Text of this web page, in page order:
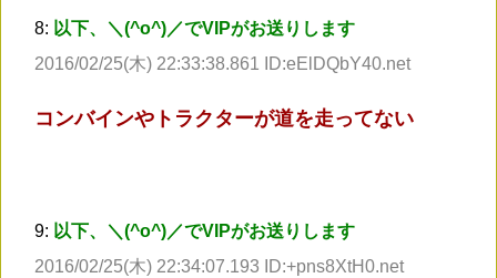
8: 以下、＼(^o^)／でVIPがお送りします
2016/02/25(木) 22:33:38.861 ID:eElDQbY40.net
コンバインやトラクターが道を走ってない
9: 以下、＼(^o^)／でVIPがお送りします
2016/02/25(木) 22:34:07.193 ID:+pns8XtH0.net